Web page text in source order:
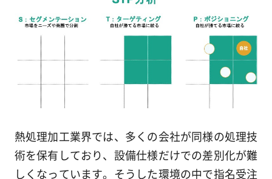
熱処理加工業界では、多くの会社が同様の処理技
術を保有しており、設備仕様だけでの差別化が難
しくなっています。そうした環境の中で指名受注